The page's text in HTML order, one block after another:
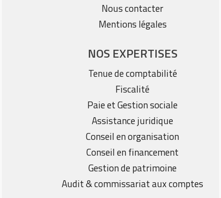
Nous contacter
Mentions légales
NOS EXPERTISES
Tenue de comptabilité
Fiscalité
Paie et Gestion sociale
Assistance juridique
Conseil en organisation
Conseil en financement
Gestion de patrimoine
Audit & commissariat aux comptes